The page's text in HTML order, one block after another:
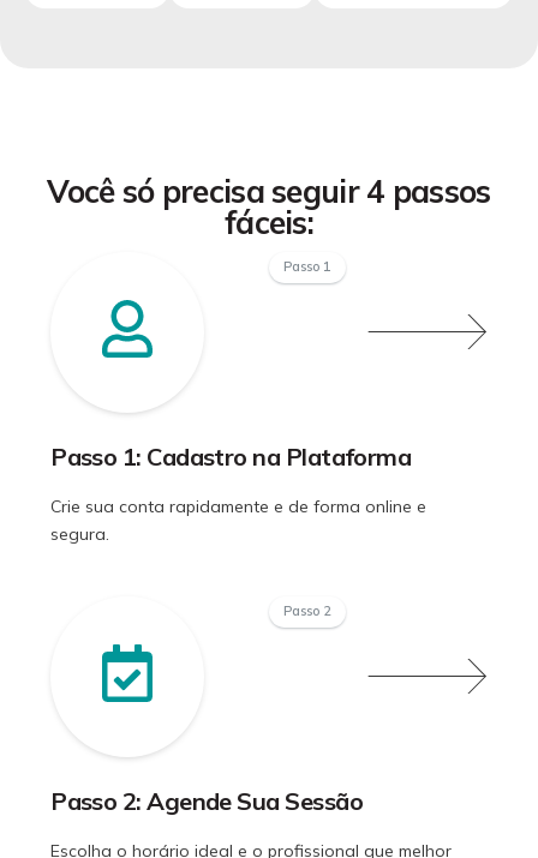
Você só precisa seguir 4 passos
fáceis:
Passo 1: Cadastro na Plataforma
Crie sua conta rapidamente e de forma online e
segura.
Passo 1
Passo 2: Agende Sua Sessão
Escolha o horário ideal e o profissional que melhor
Passo 2